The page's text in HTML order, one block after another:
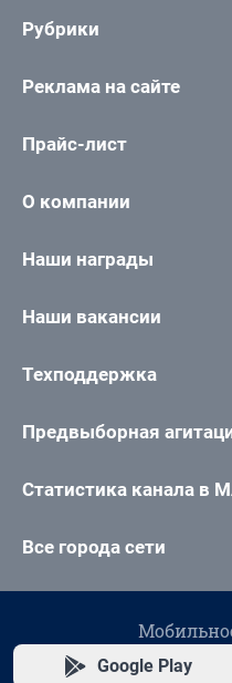
Рубрики
Реклама на сайте
Прайс-лист
О компании
Наши награды
Наши вакансии
Техподдержка
Предвыборная
Статистика канала в
Все города сети
Google Play